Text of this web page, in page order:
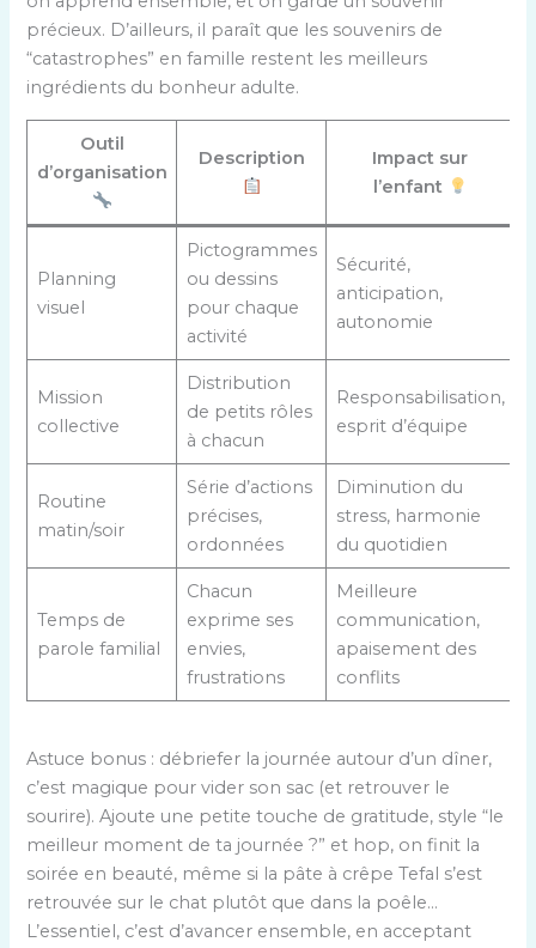
précieux. D’ailleurs, il paraît que les souvenirs de
“catastrophes” en famille restent les meilleurs
ingrédients du bonheur adulte.
Outil
d’organisation
Description
Impact sur
l’enfant
Planning
visuel
Pictogrammes
ou dessins
pour chaque
activité
Sécurité,
anticipation,
autonomie
Mission
collective
Distribution
de petits rôles
à chacun
Responsabilisation,
esprit d’équipe
Routine
matin/soir
Série d’actions
précises,
ordonnées
Diminution du
stress, harmonie
du quotidien
Temps de
parole familial
Chacun
exprime ses
envies,
frustrations
Meilleure
communication,
apaisement des
conflits
Astuce bonus : débriefer la journée autour d’un dîner,
c’est magique pour vider son sac (et retrouver le
sourire). Ajoute une petite touche de gratitude, style “le
meilleur moment de ta journée ?” et hop, on finit la
soirée en beauté, même si la pâte à crêpe Tefal s’est
retrouvée sur le chat plutôt que dans la poêle…
L’essentiel, c’est d’avancer ensemble, en acceptant